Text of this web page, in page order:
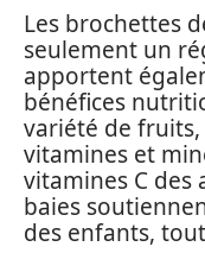
Les brochettes
seulement un
apportent
bénéfices
variété de
vitamines et
vitamines C des
baies
des enfants,